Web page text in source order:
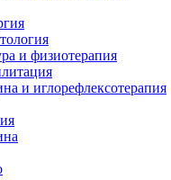
и физиотерапия
и иглорефлексотерапия